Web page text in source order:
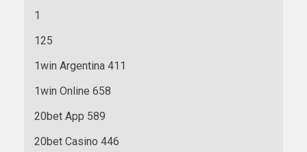
1
125
1win Argentina 411
1win Online 658
20bet App 589
20bet Casino 446